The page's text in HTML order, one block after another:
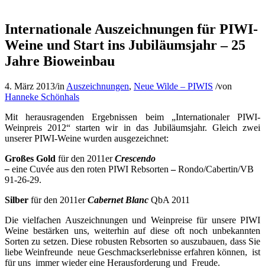
Internationale Auszeichnungen für PIWI-
Weine und Start ins Jubiläumsjahr – 25
Jahre Bioweinbau
4. März 2013/in Auszeichnungen, Neue Wilde – PIWIS /von
Hanneke Schönhals
Mit herausragenden Ergebnissen beim „Internationaler PIWI-
Weinpreis 2012“ starten wir in das Jubiläumsjahr. Gleich zwei
unserer PIWI-Weine wurden ausgezeichnet:
Großes Gold für den 2011erCrescendo
– eine Cuvée aus den roten PIWI Rebsorten –Rondo/Cabertin/VB
91-26-29.
Silber für den 2011erCabernet Blanc QbA 2011
Die vielfachen Auszeichnungen und Weinpreise für unsere PIWI
Weine bestärken uns, weiterhin auf diese oft noch unbekannten
Sorten zu setzen. Diese robusten Rebsorten so auszubauen, dass Sie
liebe Weinfreunde neue Geschmackserlebnisse erfahren können, ist
für uns immer wieder eine Herausforderung und Freude.